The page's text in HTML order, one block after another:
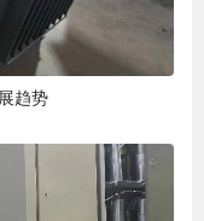
趋势